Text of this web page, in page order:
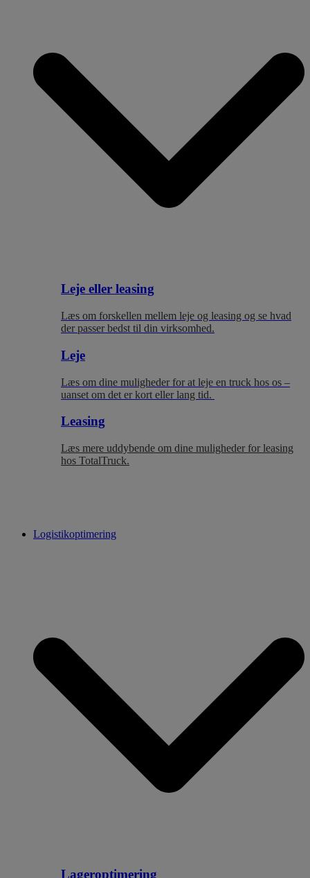
Leje eller leasing
Læs om forskellen mellem leje og leasing og se hvad
der passer bedst til din virksomhed.
Leje
Læs om dine muligheder for at leje en truck hos os –
uanset om det er kort eller lang tid.
Leasing
Læs mere uddybende om dine muligheder for leasing
hos TotalTruck.
Logistikoptimering
Lageroptimering